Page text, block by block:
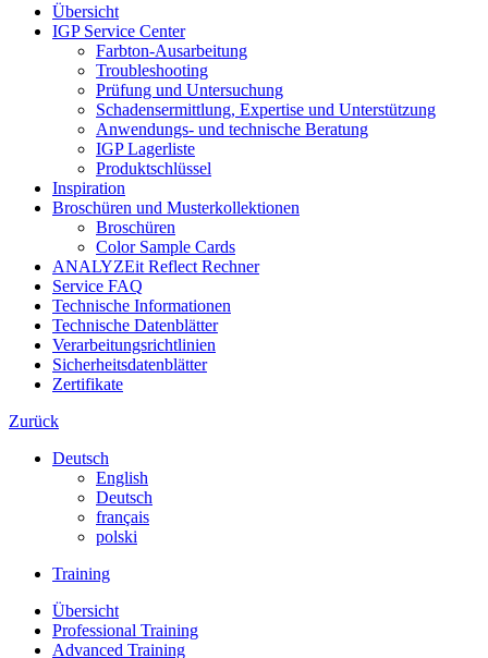
Übersicht
IGP Service Center
Farbton-Ausarbeitung
Troubleshooting
Prüfung und Untersuchung
Schadensermittlung, Expertise und Unterstützung
Anwendungs- und technische Beratung
IGP Lagerliste
Produktschlüssel
Inspiration
Broschüren und Musterkollektionen
Broschüren
Color Sample Cards
ANALYZEit Reflect Rechner
Service FAQ
Technische Informationen
Technische Datenblätter
Verarbeitungsrichtlinien
Sicherheitsdatenblätter
Zertifikate
Zurück
Deutsch
English
Deutsch
français
polski
Training
Übersicht
Professional Training
Advanced Training